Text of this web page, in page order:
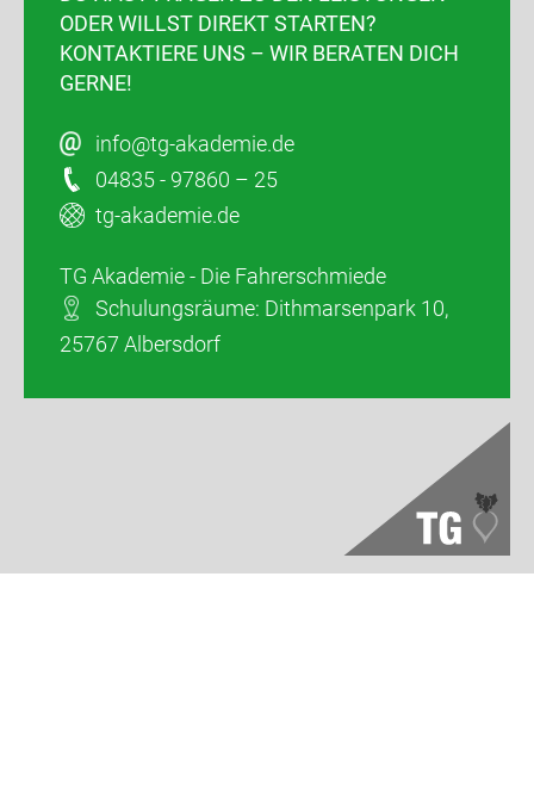
ODER WILLST DIREKT STARTEN?
KONTAKTIERE UNS – WIR BERATEN DICH
GERNE!
info@tg-akademie.de
04835 - 97860 – 25
tg-akademie.de
TG Akademie - Die Fahrerschmiede
Schulungsräume: Dithmarsenpark 10,
25767 Albersdorf